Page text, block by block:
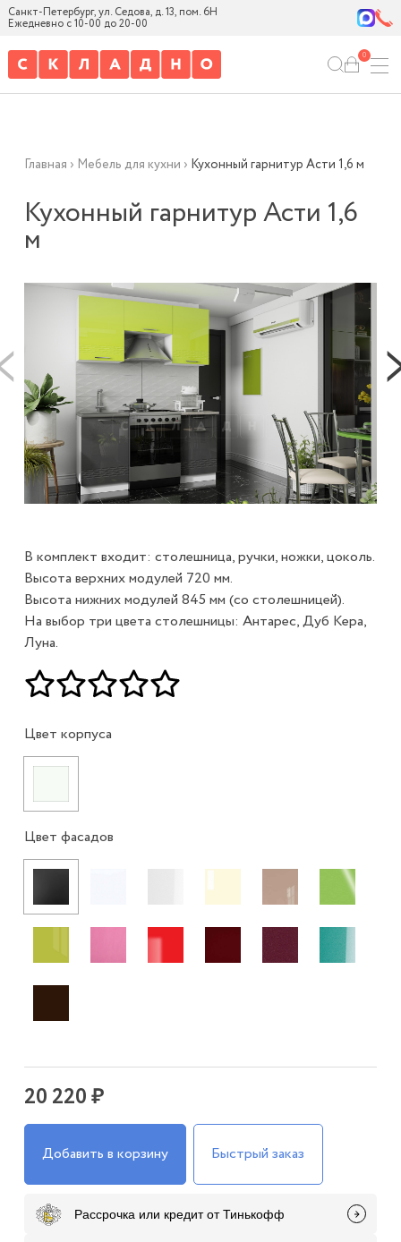
Санкт-Петербург, ул. Седова, д. 13, пом. 6Н
Ежедневно с 10-00 до 20-00
0
Главная › Мебель для кухни › Кухонный гарнитур Асти 1,6 м
Кухонный гарнитур Асти 1,6
м
В комплект входит: столешница, ручки, ножки, цоколь.
Высота верхних модулей 720 мм.
Высота нижних модулей 845 мм (со столешницей).
На выбор три цвета столешницы: Антарес, Дуб Кера,
Луна.
Цвет корпуса
Цвет фасадов
20 220 ₽
Добавить в корзину Быстрый заказ
Рассрочка или кредит от Тинькофф